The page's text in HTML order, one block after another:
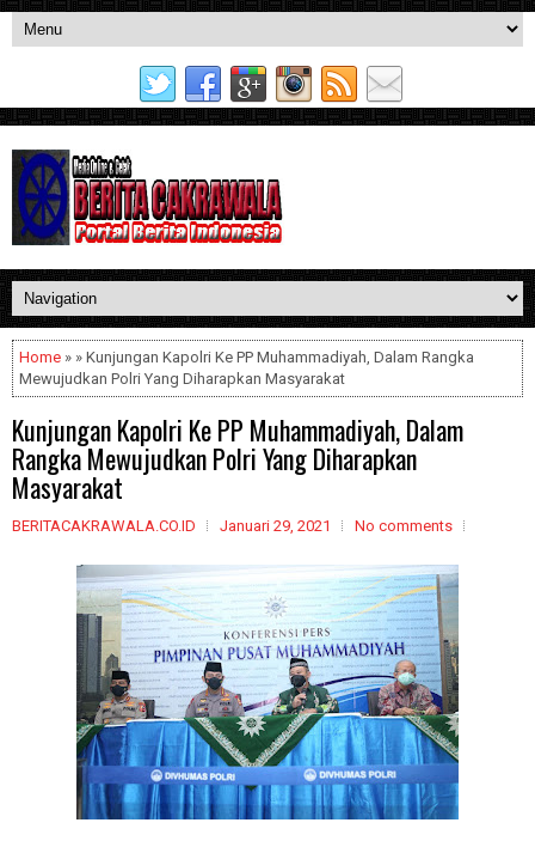
Home » » Kunjungan Kapolri Ke PP Muhammadiyah, Dalam Rangka
Mewujudkan Polri Yang Diharapkan Masyarakat
Kunjungan Kapolri Ke PP Muhammadiyah, Dalam
Rangka Mewujudkan Polri Yang Diharapkan
Masyarakat
BERITACAKRAWALA.CO.ID Januari 29, 2021 No comments